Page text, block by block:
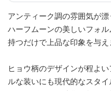
アンティーク調の雰囲気が漂
ハーフムーンの美しいフォル
持つだけで上品な印象を与え
ヒョウ柄のデザインが程よ
ルな装いにも現代的なスタイ